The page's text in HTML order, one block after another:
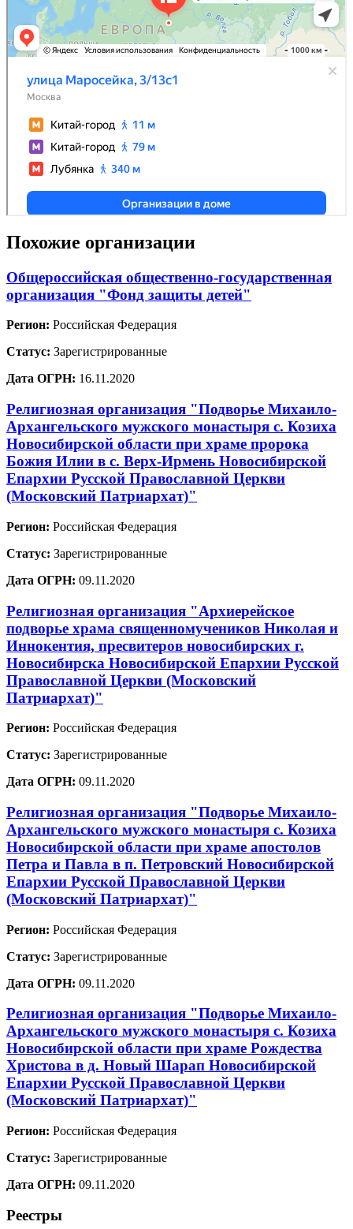
Похожие организации
Общероссийская общественно-государственная
организация "Фонд защиты детей"
Регион: Российская Федерация
Статус: Зарегистрированные
Дата ОГРН: 16.11.2020
Религиозная организация "Подворье Михаило-
Архангельского мужского монастыря с. Козиха
Новосибирской области при храме пророка
Божия Илии в с. Верх-Ирмень Новосибирской
Епархии Русской Православной Церкви
(Московский Патриархат)"
Регион: Российская Федерация
Статус: Зарегистрированные
Дата ОГРН: 09.11.2020
Религиозная организация "Архиерейское
подворье храма священномучеников Николая и
Иннокентия, пресвитеров новосибирских г.
Новосибирска Новосибирской Епархии Русской
Православной Церкви (Московский
Патриархат)"
Регион: Российская Федерация
Статус: Зарегистрированные
Дата ОГРН: 09.11.2020
Религиозная организация "Подворье Михаило-
Архангельского мужского монастыря с. Козиха
Новосибирской области при храме апостолов
Петра и Павла в п. Петровский Новосибирской
Епархии Русской Православной Церкви
(Московский Патриархат)"
Регион: Российская Федерация
Статус: Зарегистрированные
Дата ОГРН: 09.11.2020
Религиозная организация "Подворье Михаило-
Архангельского мужского монастыря с. Козиха
Новосибирской области при храме Рождества
Христова в д. Новый Шарап Новосибирской
Епархии Русской Православной Церкви
(Московский Патриархат)"
Регион: Российская Федерация
Статус: Зарегистрированные
Дата ОГРН: 09.11.2020
Реестры